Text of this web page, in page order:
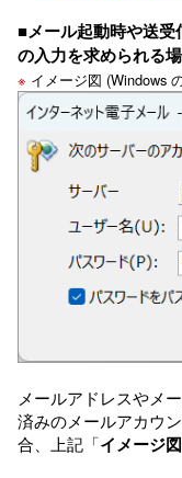
■メール起動時や送受
の入力を求められる
※ イメージ図 (Windows
メールアドレスやメ
済みのメールアカウ
合、上記「イメージ図